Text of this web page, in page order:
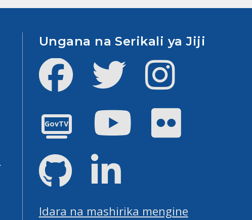
Ungana na Serikali ya Jiji
FacebookTwitter Instagram
GovTV
Youtube Flickr
GitHub
Idara na mashirika mengine